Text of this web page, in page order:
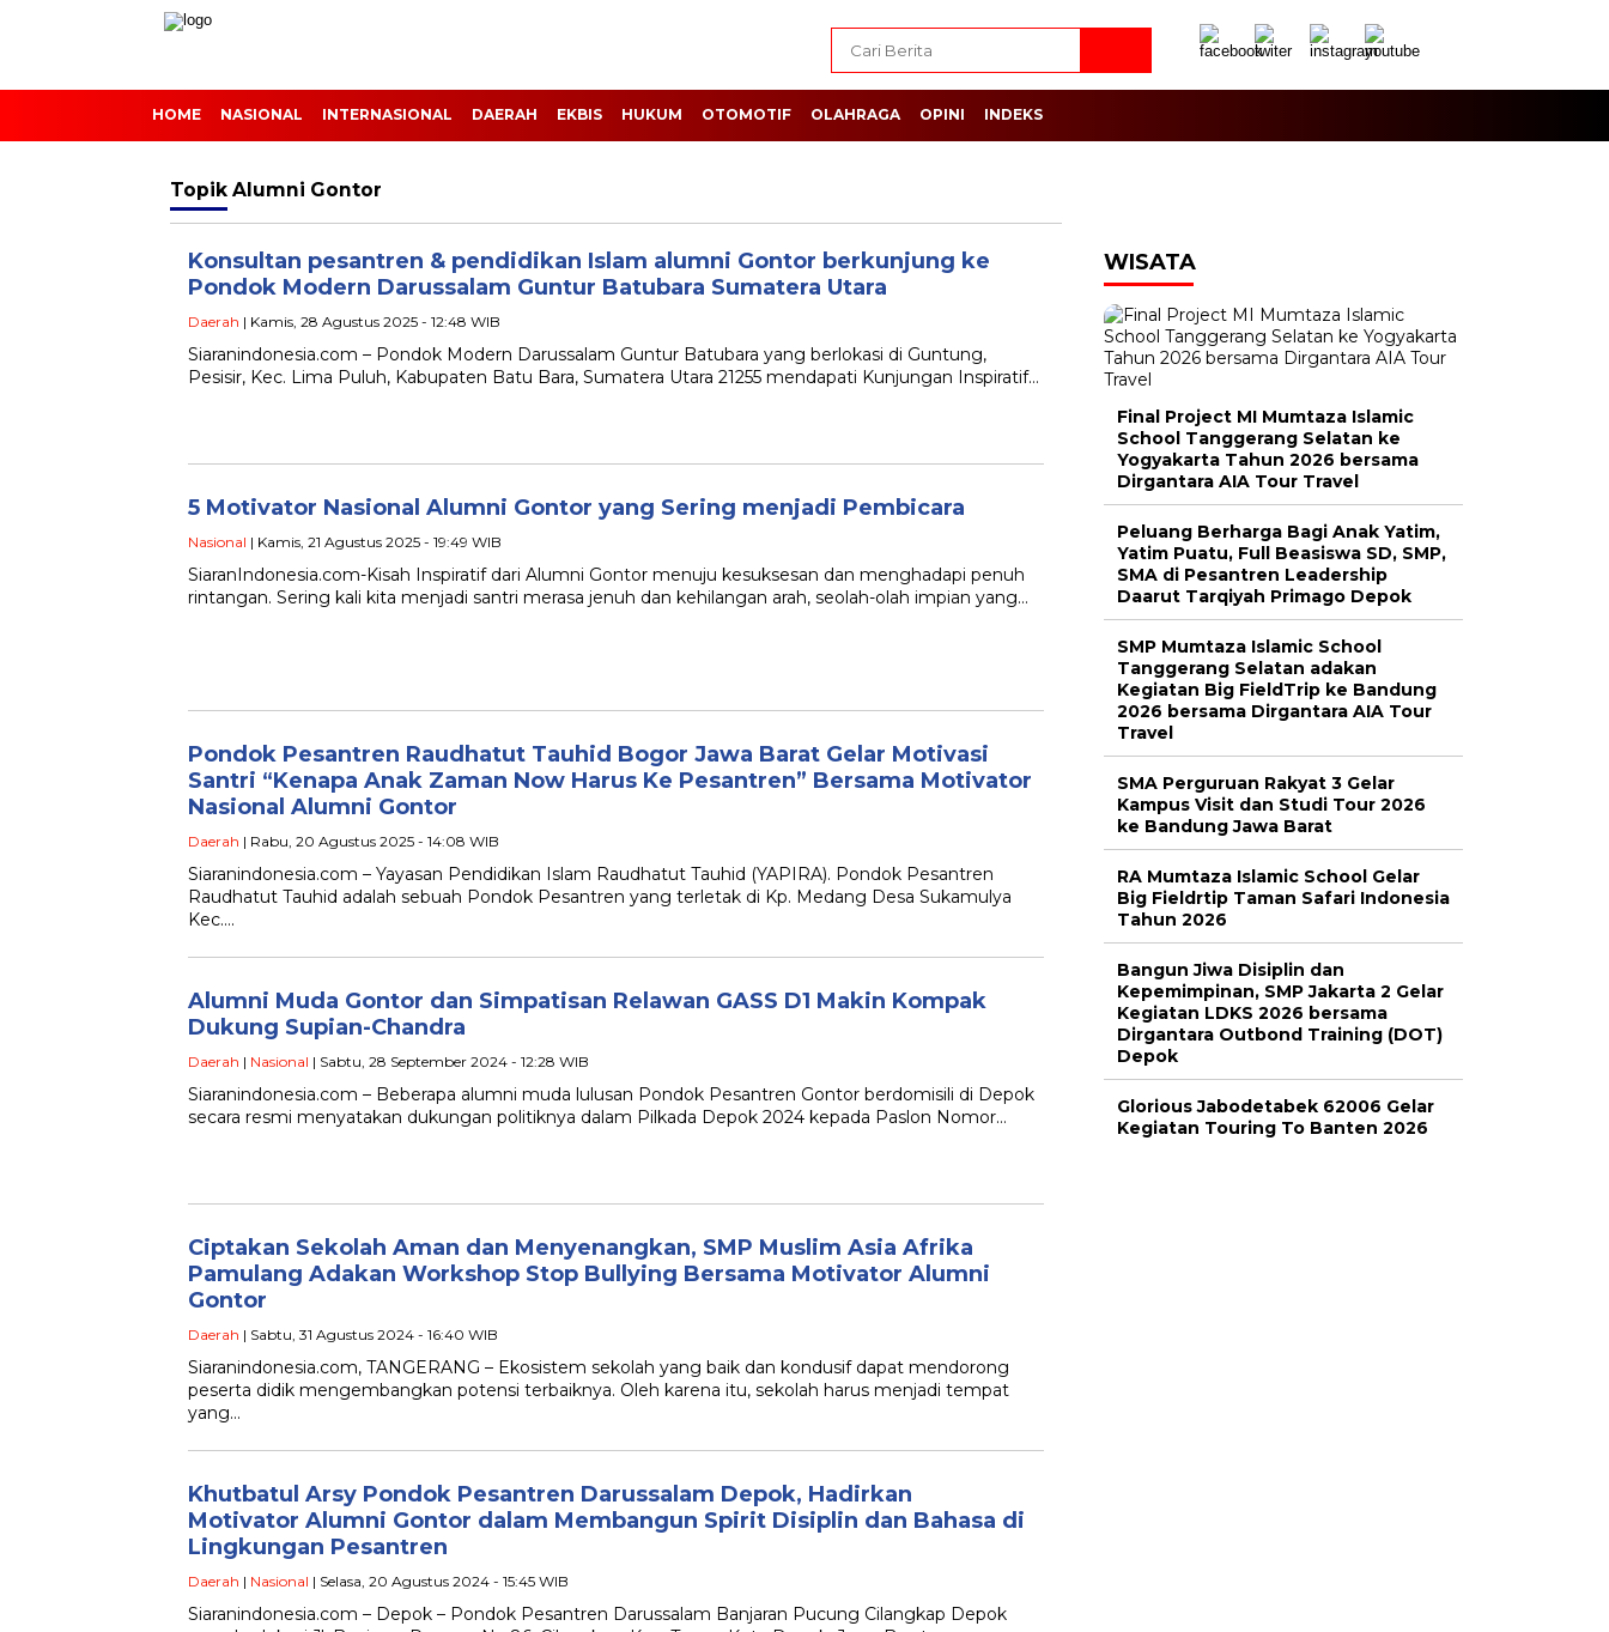
HOME NASIONAL INTERNASIONAL DAERAH EKBIS HUKUM OTOMOTIF OLAHRAGA OPINI INDEKS
Topik Alumni Gontor
Konsultan pesantren & pendidikan Islam alumni Gontor berkunjung ke
Pondok Modern Darussalam Guntur Batubara Sumatera Utara
Daerah | Kamis, 28 Agustus 2025 - 12:48 WIB
Siaranindonesia.com – Pondok Modern Darussalam Guntur Batubara yang berlokasi di Guntung,
Pesisir, Kec. Lima Puluh, Kabupaten Batu Bara, Sumatera Utara 21255 mendapati Kunjungan Inspiratif…
5 Motivator Nasional Alumni Gontor yang Sering menjadi Pembicara
Nasional | Kamis, 21 Agustus 2025 - 19:49 WIB
SiaranIndonesia.com-Kisah Inspiratif dari Alumni Gontor menuju kesuksesan dan menghadapi penuh
rintangan. Sering kali kita menjadi santri merasa jenuh dan kehilangan arah, seolah-olah impian yang…
Pondok Pesantren Raudhatut Tauhid Bogor Jawa Barat Gelar Motivasi
Santri “Kenapa Anak Zaman Now Harus Ke Pesantren” Bersama Motivator
Nasional Alumni Gontor
Daerah | Rabu, 20 Agustus 2025 - 14:08 WIB
Siaranindonesia.com – Yayasan Pendidikan Islam Raudhatut Tauhid (YAPIRA). Pondok Pesantren
Raudhatut Tauhid adalah sebuah Pondok Pesantren yang terletak di Kp. Medang Desa Sukamulya
Kec….
Alumni Muda Gontor dan Simpatisan Relawan GASS D1 Makin Kompak
Dukung Supian-Chandra
Daerah | Nasional | Sabtu, 28 September 2024 - 12:28 WIB
Siaranindonesia.com – Beberapa alumni muda lulusan Pondok Pesantren Gontor berdomisili di Depok
secara resmi menyatakan dukungan politiknya dalam Pilkada Depok 2024 kepada Paslon Nomor…
Ciptakan Sekolah Aman dan Menyenangkan, SMP Muslim Asia Afrika
Pamulang Adakan Workshop Stop Bullying Bersama Motivator Alumni
Gontor
Daerah | Sabtu, 31 Agustus 2024 - 16:40 WIB
Siaranindonesia.com, TANGERANG – Ekosistem sekolah yang baik dan kondusif dapat mendorong
peserta didik mengembangkan potensi terbaiknya. Oleh karena itu, sekolah harus menjadi tempat
yang…
Khutbatul Arsy Pondok Pesantren Darussalam Depok, Hadirkan
Motivator Alumni Gontor dalam Membangun Spirit Disiplin dan Bahasa di
Lingkungan Pesantren
Daerah | Nasional | Selasa, 20 Agustus 2024 - 15:45 WIB
Siaranindonesia.com – Depok – Pondok Pesantren Darussalam Banjaran Pucung Cilangkap Depok
WISATA
Final Project MI Mumtaza Islamic
School Tanggerang Selatan ke
Yogyakarta Tahun 2026 bersama
Dirgantara AIA Tour Travel
Peluang Berharga Bagi Anak Yatim,
Yatim Puatu, Full Beasiswa SD, SMP,
SMA di Pesantren Leadership
Daarut Tarqiyah Primago Depok
SMP Mumtaza Islamic School
Tanggerang Selatan adakan
Kegiatan Big FieldTrip ke Bandung
2026 bersama Dirgantara AIA Tour
Travel
SMA Perguruan Rakyat 3 Gelar
Kampus Visit dan Studi Tour 2026
ke Bandung Jawa Barat
RA Mumtaza Islamic School Gelar
Big Fieldrtip Taman Safari Indonesia
Tahun 2026
Bangun Jiwa Disiplin dan
Kepemimpinan, SMP Jakarta 2 Gelar
Kegiatan LDKS 2026 bersama
Dirgantara Outbond Training (DOT)
Depok
Glorious Jabodetabek 62006 Gelar
Kegiatan Touring To Banten 2026